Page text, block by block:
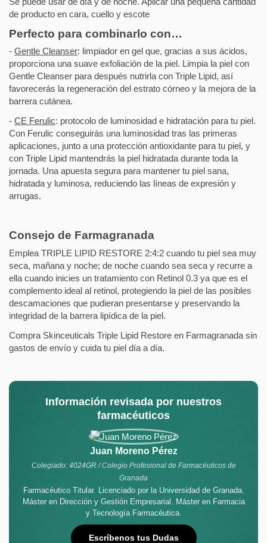
de producto en cara, cuello y escote
Perfecto para combinarlo con…
- Gentle Cleanser: limpiador en gel que, gracias a sus ácidos,
proporciona una suave exfoliación de la piel. Limpia la piel con
Gentle Cleanser para después nutrirla con Triple Lipid, así
favorecerás la regeneración del estrato córneo y la mejora de la
barrera cutánea.
- CE Ferulic: protocolo de luminosidad e hidratación para tu piel.
Con Ferulic conseguirás una luminosidad tras las primeras
aplicaciones, junto a una protección antioxidante para tu piel, y
con Triple Lipid mantendrás la piel hidratada durante toda la
jornada. Una apuesta segura para mantener tu piel sana,
hidratada y luminosa, reduciendo las líneas de expresión y
arrugas.
Consejo de Farmagranada
Emplea TRIPLE LIPID RESTORE 2:4:2 cuando tu piel sea muy
seca, mañana y noche; de noche cuando sea seca y recurre a
ella cuando inicies un tratamiento con Retinol 0.3 ya que es el
complemento ideal al retinol, protegiendo la piel de las posibles
descamaciones que pudieran presentarse y preservando la
integridad de la barrera lipídica de la piel.
Compra Skinceuticals Triple Lipid Restore en Farmagranada sin
gastos de envío y cuida tu piel día a día.
Información revisada por nuestros
farmacéuticos
Juan Moreno Pérez
Colegiado: 4024GR / Colegio Profesional de Farmacéuticos de
Granada
Farmacéutico Titular. Licenciado por la Universidad de Granada.
Máster en Dirección y Gestión Empresarial. Máster en Farmacia
y Tecnología Farmacéutica.
Escríbenos tus Dudas